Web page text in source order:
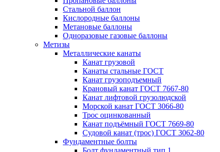
Стальной баллон
Кислородные баллоны
Метановые баллоны
Одноразовые газовые баллоны
Метизы
Металлические канаты
Канат грузовой
Канаты стальные ГОСТ
Канат грузоподъемный
Крановый канат ГОСТ 7667-80
Канат лифтовой грузолюдской
Морской канат ГОСТ 3066-80
Трос оцинкованный
Канат подъёмный ГОСТ 7669-80
Судовой канат (трос) ГОСТ 3062-80
Фундаментные болты
Болт фундаментный тип 1